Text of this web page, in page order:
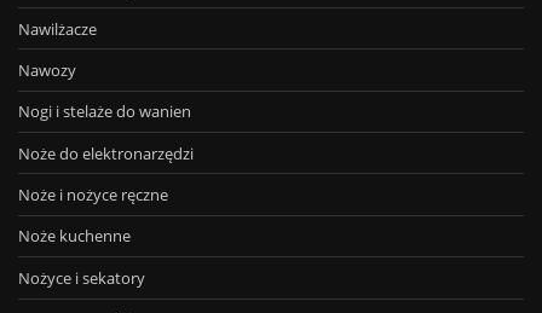
Nawilżacze
Nawozy
Nogi i stelaże do wanien
Noże do elektronarzędzi
Noże i nożyce ręczne
Noże kuchenne
Nożyce i sekatory